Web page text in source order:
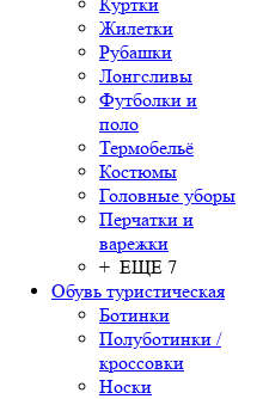
Жилетки
Рубашки
Лонгсливы
Футболки и
поло
Термобельё
Костюмы
Головные уборы
Перчатки и
варежки
+ ЕЩЕ 7
Обувь туристическая
Ботинки
Полуботинки /
кроссовки
Носки